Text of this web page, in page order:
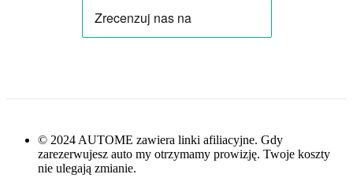
© 2024 AUTOME zawiera linki afiliacyjne. Gdy
zarezerwujesz auto my otrzymamy prowizję. Twoje koszty
nie ulegają zmianie.